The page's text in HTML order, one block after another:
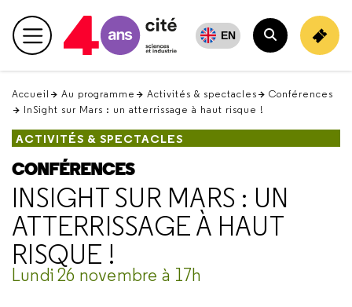
en
haut Menu principal EN
Rechercher
Accueil Au programme Activités & spectacles
Conférences
InSight sur Mars : un atterrissage à haut risque !
ACTIVITÉS & SPECTACLES
CONFÉRENCES
INSIGHT SUR MARS : UN
ATTERRISSAGE À HAUT
RISQUE !
Lundi 26 novembre à 17h